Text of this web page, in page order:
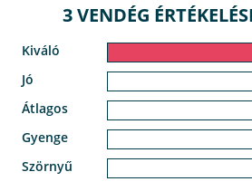
3 VENDÉG
Kiváló
Jó
Átlagos
Gyenge
Szörnyű